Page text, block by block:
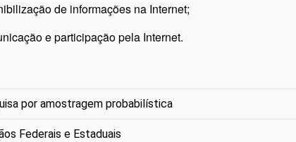
de informações na Internet;
e participação pela Internet.
por amostragem probabilística
Federais e Estaduais